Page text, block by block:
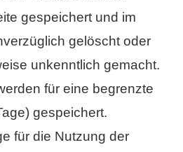
gespeichert und im
gelöscht oder
unkenntlich gemacht.
für eine begrenzte
gespeichert.
für die Nutzung der